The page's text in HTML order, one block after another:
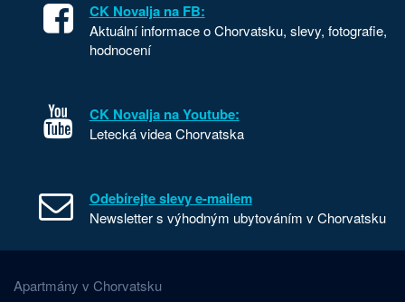
CK Novalja na FB:
Aktuální informace o Chorvatsku, slevy, fotografie,
hodnocení
CK Novalja na Youtube:
Letecká videa Chorvatska
Odebírejte slevy e-mailem
Newsletter s výhodným ubytováním v Chorvatsku
Apartmány v Chorvatsku